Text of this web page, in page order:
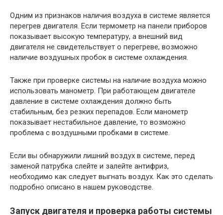
Одним из признаков наличия воздуха в системе является
перегрев двигателя. Если термометр на панели приборов
показывает высокую температуру, а внешний вид
двигателя не свидетельствует о перегреве, возможно
наличие воздушных пробок в системе охлаждения.
Также при проверке системы на наличие воздуха можно
использовать манометр. При работающем двигателе
давление в системе охлаждения должно быть
стабильным, без резких перепадов. Если манометр
показывает нестабильное давление, то возможно
проблема с воздушными пробками в системе.
Если вы обнаружили лишний воздух в системе, перед
заменой патрубка слейте и залейте антифриз,
необходимо как следует выгнать воздух. Как это сделать
подробно описано в нашем руководстве.
Запуск двигателя и проверка работы системы